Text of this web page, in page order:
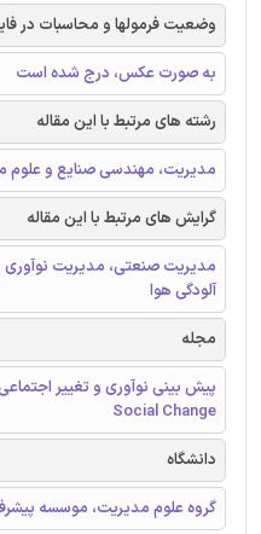
وضعیت فرمولها و محاسبات در
به صورت عکس، درج شده است
رشته های مرتبط با این مقاله
مدیریت، مهندسی صنایع و
گرایش های مرتبط با این مقاله
مدیریت صنعتی، مدیریت نوآوری
آلودگی هوا
مجله
Social Change
دانشگاه
گروه علوم مدیریت، موسسه